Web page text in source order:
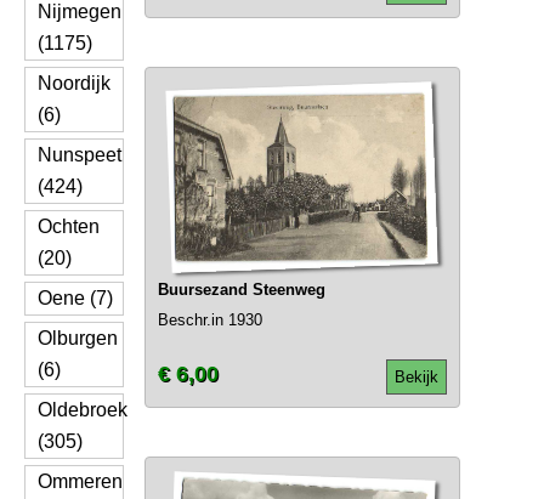
Nijmegen
(1175)
Noordijk
(6)
Nunspeet
(424)
Ochten
(20)
Oene (7)
Olburgen
(6)
Oldebroek
(305)
Ommeren
Buursezand Steenweg
Beschr.in 1930
Bekijk
€ 6,00